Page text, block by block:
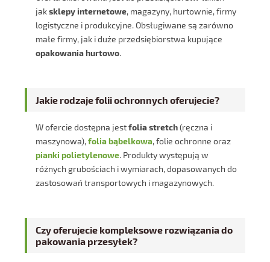
jaksklepy internetowe, magazyny, hurtownie, firmy
logistyczne i produkcyjne. Obsługiwane są zarówno
małe firmy, jak i duże przedsiębiorstwa kupujące
opakowania hurtowo.
Jakie rodzaje folii ochronnych oferujecie?
W ofercie dostępna jestfolia stretch(ręczna i
maszynowa),folia bąbelkowa, folie ochronne oraz
pianki polietylenowe. Produkty występują w
różnych grubościach i wymiarach, dopasowanych do
zastosowań transportowych i magazynowych.
Czy oferujecie kompleksowe rozwiązania do
pakowania przesyłek?